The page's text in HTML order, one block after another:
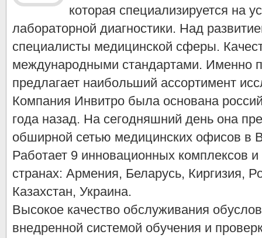
которая специализируется на
лабораторной диагностики. Над
специалисты медицинской сферы.
международными стандартами. Именно
предлагает наибольший ассортимент
Компания Инвитро была основана
года назад. На сегодняшний день она
обширной сетью медицинских офисов в
Работает 9 инновационных комплексов
странах: Армения, Беларусь, Киргизия,
Казахстан, Украина.
Высокое качество обслуживания
внедренной системой обучения и